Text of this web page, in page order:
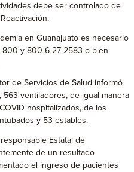
debe ser controlado de
en Guanajuato es necesario
y 800 6 27 2583 o bien
de Servicios de Salud informó
ventiladores, de igual manera
hospitalizados, de los
y 53 estables.
Estatal de
de un resultado
el ingreso de pacientes